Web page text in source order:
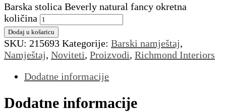
Barska stolica Beverly natural fancy okretna
količina
Dodaj u košaricu
SKU: 215693 Kategorije: Barski namještaj,
Namještaj, Noviteti, Proizvodi, Richmond Interiors
Dodatne informacije
Dodatne informacije